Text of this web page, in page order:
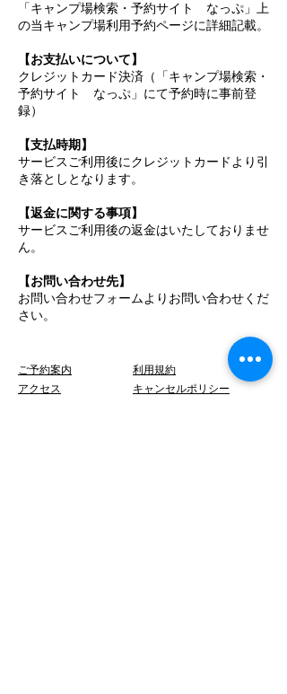
「キャンプ場検索・予約サイト なっぷ」上
の当キャンプ場利用予約ページに詳細記載。
【お支払いについて】
クレジットカード決済（「キャンプ場検索・
予約サイト なっぷ」にて予約時に事前登
録）
【支払時期】
サービスご利用後にクレジットカードより引
き落としとなります。
【返金に関する事項】
サービスご利用後の返金はいたしておりませ
ん。
【お問い合わせ先】
​お問い合わせフォームよりお問い合わせくだ
さい。
ご予約案内
アクセス
利用規約
キャンセルポリシー